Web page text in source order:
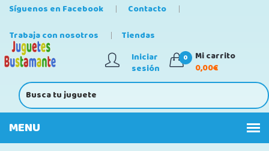
Síguenos en Facebook
Contacto
Trabaja con nosotros
Tiendas
Iniciar
sesión
0
Mi carrito
0,00€